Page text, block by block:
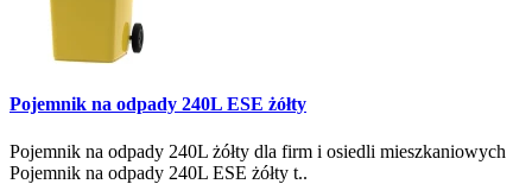
Pojemnik na odpady 240L ESE żółty
Pojemnik na odpady 240L żółty dla firm i osiedli mieszkaniowych
Pojemnik na odpady 240L ESE żółty t..